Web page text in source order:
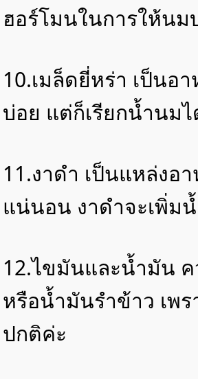
ฮอร์โมนในการให้นม
10.เมล็ดยี่หร่า เป็นอ
บ่อย แต่ก็เรียกน้ำนม
11.งาดำ เป็นแหล่งอ
แน่นอน งาดำจะเพิ่ม
12.ไขมันและน้ำมัน
หรือน้ำมันรำข้าว เพ
ปกติค่ะ